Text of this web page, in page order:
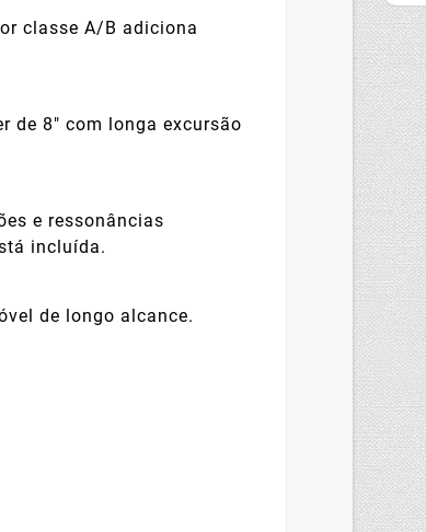
classe A/B adiciona
de 8" com longa excursão
e ressonâncias
incluída.
de longo alcance.